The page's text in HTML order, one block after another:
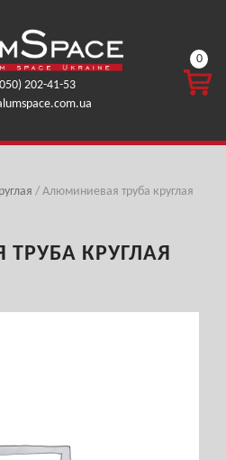
202-41-53
КОРЗ
ГРН.
0
/ Алюминиевая труба круглая
КРУГЛАЯ